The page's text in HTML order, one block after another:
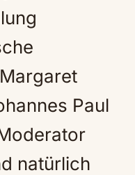
Paul
natürlich